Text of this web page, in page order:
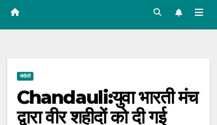
चंदौली
Chandauli:युवा भारती मंच
द्वारा वीर शहीदों को दी गई